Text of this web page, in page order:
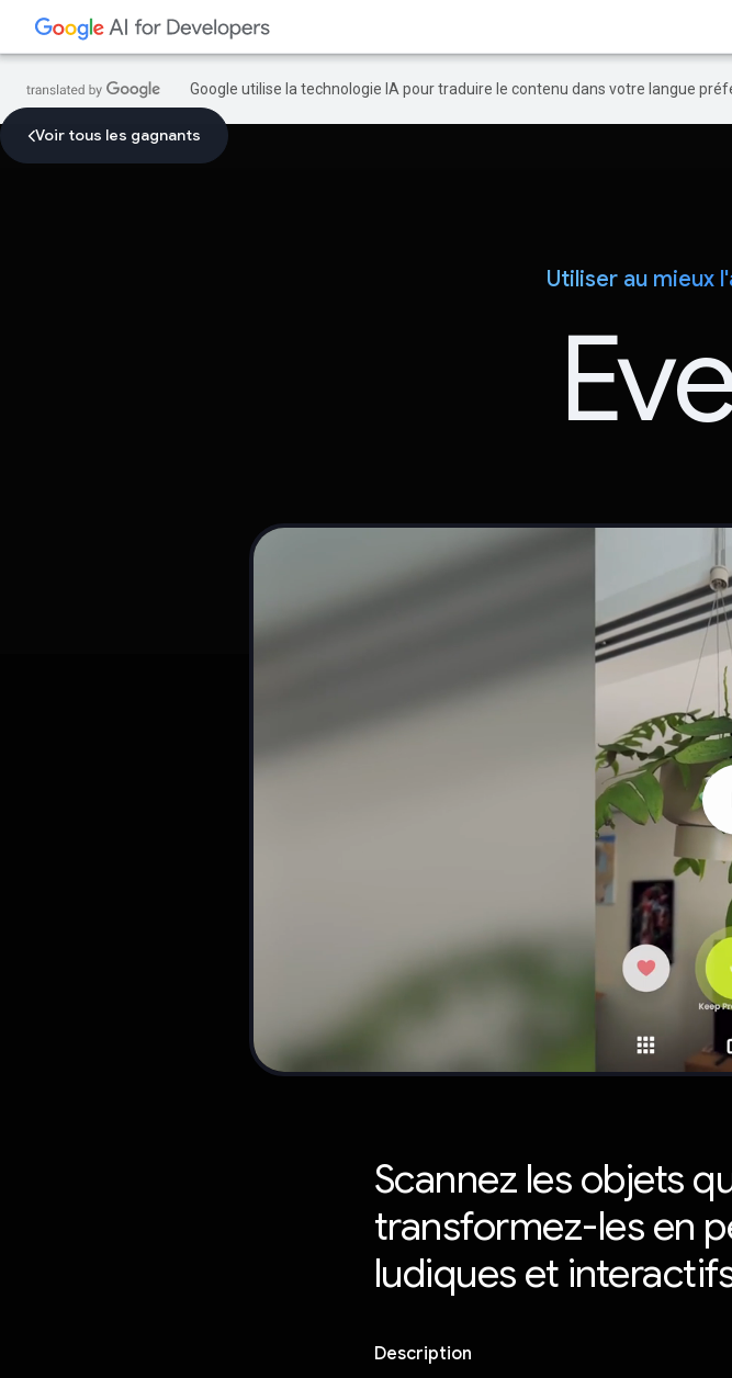
Google utilise la technologie IA pour traduire le contenu dans votre langue
Voir tous les gagnants
Utiliser au mieux
Scannez les objets
transformez-les en
ludiques et
Description